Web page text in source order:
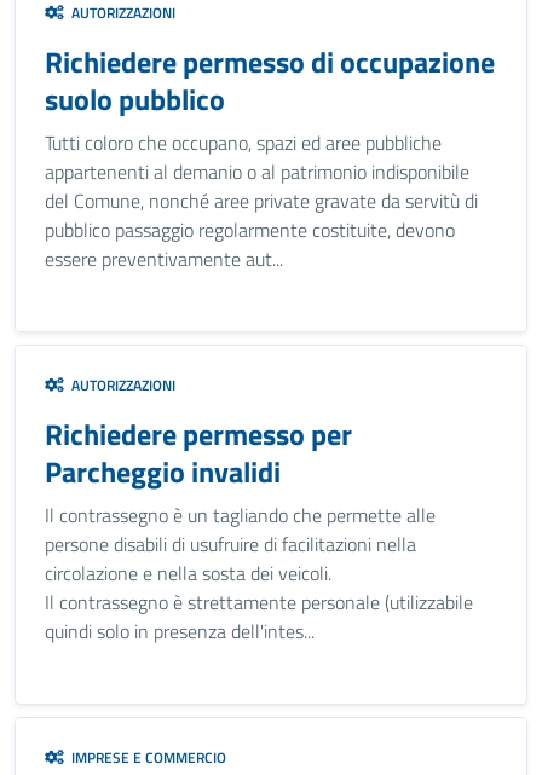
AUTORIZZAZIONI
Richiedere permesso di occupazione
suolo pubblico
Tutti coloro che occupano, spazi ed aree pubbliche
appartenenti al demanio o al patrimonio indisponibile
del Comune, nonché aree private gravate da servitù di
pubblico passaggio regolarmente costituite, devono
essere preventivamente aut...
AUTORIZZAZIONI
Richiedere permesso per
Parcheggio invalidi
Il contrassegno è un tagliando che permette alle
persone disabili di usufruire di facilitazioni nella
circolazione e nella sosta dei veicoli.
Il contrassegno è strettamente personale (utilizzabile
quindi solo in presenza dell'intes...
IMPRESE E COMMERCIO